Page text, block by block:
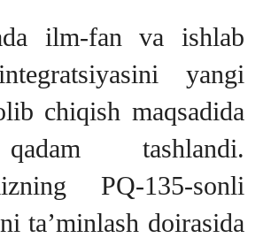
ilm-fan va ishlab
yangi
chiqish maqsadida
tashlandi.
PQ-135-sonli
ta’minlash doirasida